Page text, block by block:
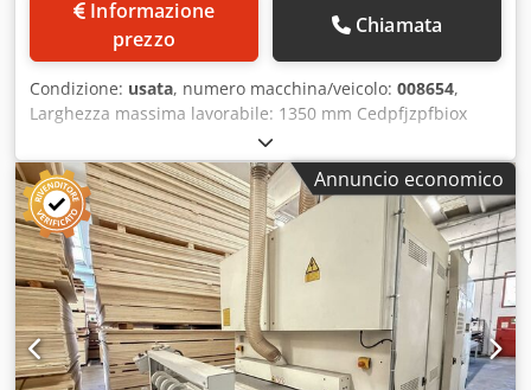
prezzo
Chiamata
Condizione: usata, numero macchina/veicolo: 008654,
Larghezza massima lavorabile: 1350 mm Cedpfjzpfbiox
Airsrf Spessore minimo lavorabile: 3 mm Tavolo di lavoro:
regolabile Tappeto a depressione: sì Numero di unità di
lavoro: 2 Sistema di tamponatura separato: sìAnnuncio economico